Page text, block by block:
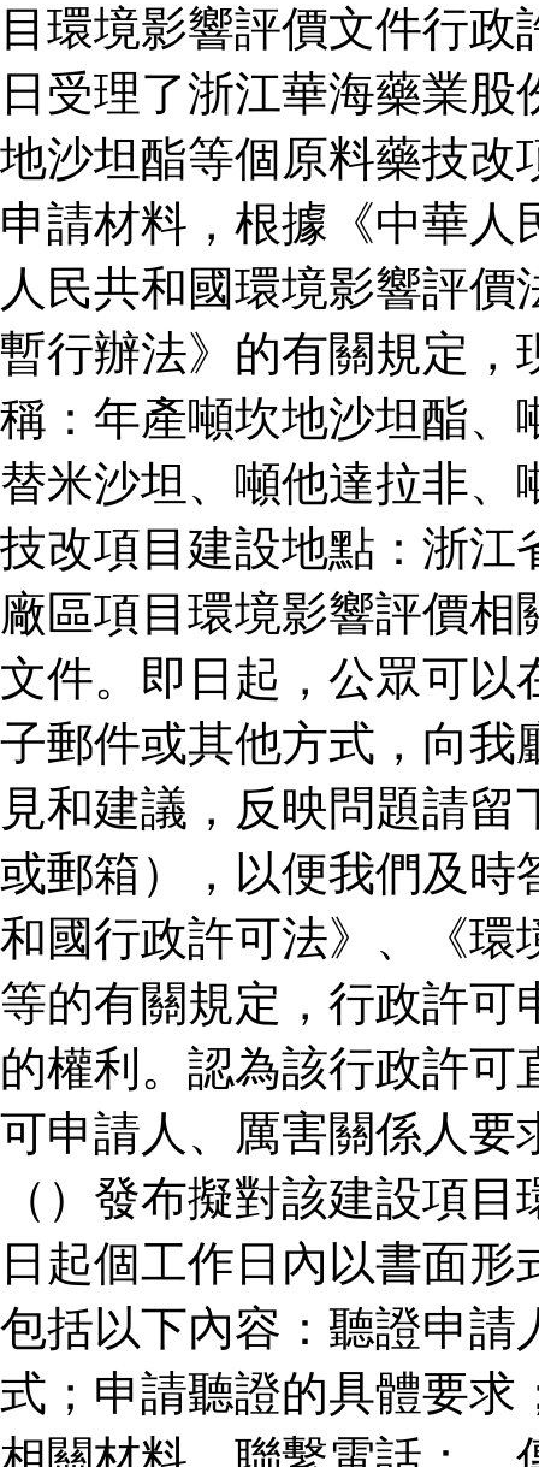
目環境影響評價文件行
日受理了浙江華海藥業
地沙坦酯等個原料藥技改
申請材料，根據《中華
人民共和國環境影響評
暫行辦法》的有關規定，
稱：年產噸坎地沙坦酯、
替米沙坦、噸他達拉非
技改項目建設地點：浙江
廠區項目環境影響評價
文件。即日起，公眾可以
子郵件或其他方式，向我
見和建議，反映問題請
或郵箱），以便我們及時
和國行政許可法》、《環
等的有關規定，行政許可
的權利。認為該行政許
可申請人、厲害關係人要
（）發布擬對該建設項
日起個工作日內以書面
包括以下內容：聽證申請
式；申請聽證的具體要求